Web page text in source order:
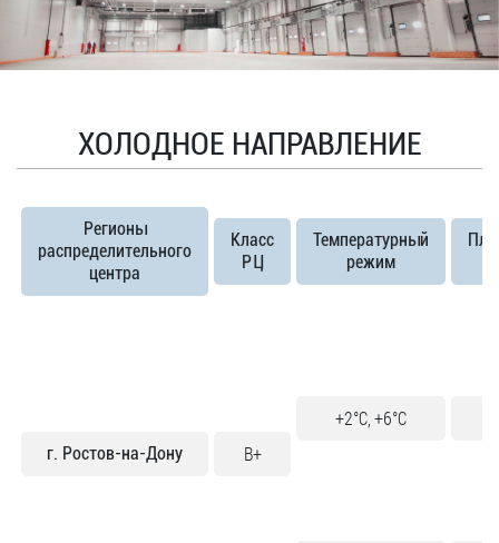
ХОЛОДНОЕ НАПРАВЛЕНИЕ
Регионы
распределительного
центра
Класс
РЦ
Температурный
режим
г. Ростов-на-Дону B+
+2°C, +6°C